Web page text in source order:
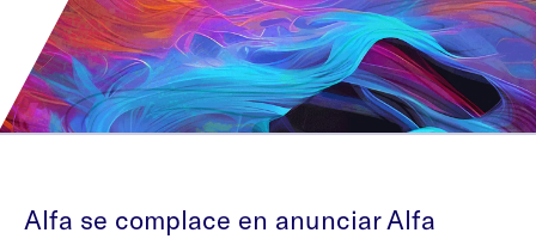
Alfa se complace en anunciar Alfa